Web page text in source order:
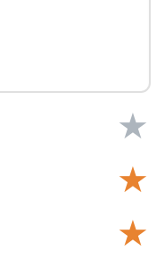
★
★
★